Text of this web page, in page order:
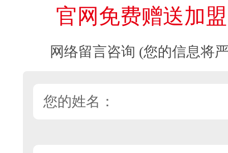
官网免费赠送加
网络留言咨询 (您的信息将